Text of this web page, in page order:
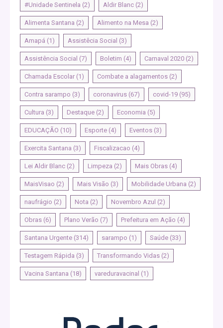
#Unidade Sentinela (2) Aldir Blanc (2)
Alimenta Santana (2) Alimento na Mesa (2)
Amapá (1) Assistêcia Social (3)
Assistência Social (7) Boletim (4) Carnaval 2020 (2)
Chamada Escolar (1) Combate a alagamentos (2)
Contra sarampo (3) coronavirus (67) covid-19 (95)
Cultura (3) Destaque (2) Economia (5)
EDUCAÇÃO (10) Esporte (4) Eventos (3)
Exercita Santana (3) Fiscalizacao (4)
Lei Aldir Blanc (2) Limpeza (2) Mais Obras (4)
MaisVisao (2) Mais Visão (3) Mobilidade Urbana (2)
naufrágio (2) Nota (2) Novembro Azul (2)
Obras (6) Plano Verão (7) Prefeitura em Ação (4)
Santana Urgente (314) sarampo (1) Saúde (33)
Testagem Rápida (3) Transformando Vidas (2)
Vacina Santana (18) vareduravacinal (1)